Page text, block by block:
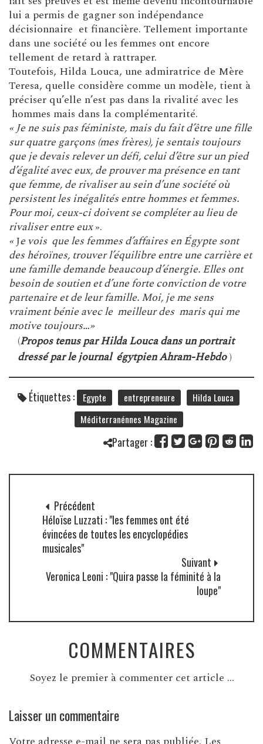
lui a permis de gagner son indépendance
décisionnaire et financière. Tellement importante
dans une société ou les femmes ont encore
tellement de retard à rattraper.
Toutefois, Hilda Louca, une admiratrice de Mère
Teresa, quelle considère comme un modèle, tient à
préciser qu’elle n’est pas dans la rivalité avec les
hommes mais dans la complémentarité.
« Je ne suis pas féministe, mais du fait d’être une fille
sur quatre garçons (mes frères), je sentais toujours
que je devais relever un défi, celui d’être sur un pied
d’égalité avec eux, de prouver ma présence en tant
que femme, de rivaliser au sein d’une société où
persistent les inégalités entre hommes et femmes.
Pour moi, ceux-ci doivent se compléter au lieu de
rivaliser entre eux».
«Je vois que les femmes d’affaires en Égypte sont
des héroïnes, trouver l’équilibre entre une carrière et
une famille demande beaucoup d’énergie. Elles ont
besoin de soutien et d’une forte conviction de votre
partenaire et de leur famille. Moi, je me sens
vraiment bénie avec le meilleur des maris qui me
motive toujours…»
(Propos tenus par Hilda Louca dans un portrait
dressé par le journal égytpien Ahram-Hebdo)
Étiquettes : Egypte entrepreneure
Hilda Louca
Méditerranénnes Magazine
Partager :
Précédent
Héloïse Luzzati : "les femmes ont été
évincées de toutes les encyclopédies
musicales"
Suivant
Veronica Leoni : "Quira passe la féminité à la
loupe"
COMMENTAIRES
Soyez le premier à commenter cet article ...
Laisser un commentaire